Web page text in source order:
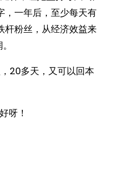
，一年后，至少每天有
粉丝，从经济效益来
20多天，又可以回本
呀！